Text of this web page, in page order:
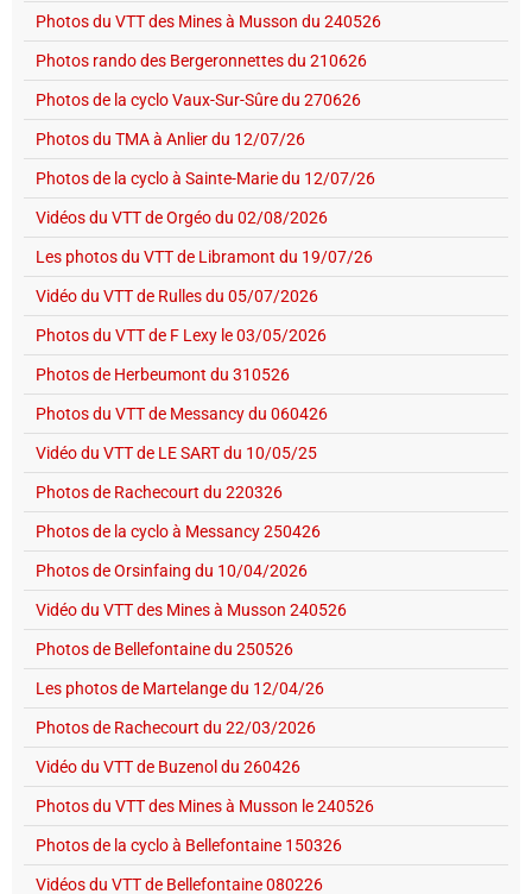
Photos du VTT des Mines à Musson du 240526
Photos rando des Bergeronnettes du 210626
Photos de la cyclo Vaux-Sur-Sûre du 270626
Photos du TMA à Anlier du 12/07/26
Photos de la cyclo à Sainte-Marie du 12/07/26
Vidéos du VTT de Orgéo du 02/08/2026
Les photos du VTT de Libramont du 19/07/26
Vidéo du VTT de Rulles du 05/07/2026
Photos du VTT de F Lexy le 03/05/2026
Photos de Herbeumont du 310526
Photos du VTT de Messancy du 060426
Vidéo du VTT de LE SART du 10/05/25
Photos de Rachecourt du 220326
Photos de la cyclo à Messancy 250426
Photos de Orsinfaing du 10/04/2026
Vidéo du VTT des Mines à Musson 240526
Photos de Bellefontaine du 250526
Les photos de Martelange du 12/04/26
Photos de Rachecourt du 22/03/2026
Vidéo du VTT de Buzenol du 260426
Photos du VTT des Mines à Musson le 240526
Photos de la cyclo à Bellefontaine 150326
Vidéos du VTT de Bellefontaine 080226